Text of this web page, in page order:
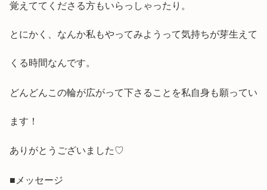
覚えててくださる方もいらっしゃったり。
とにかく、なんか私もやってみようって気持ちが芽生えて
くる時間なんです。
どんどんこの輪が広がって下さることを私自身も願ってい
ます！
ありがとうございました♡
■メッセージ